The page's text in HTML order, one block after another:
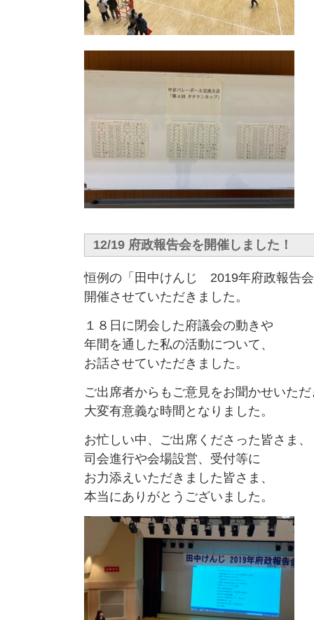
12/19 府政報告会を開催しました！
恒例の「田中けんじ 2019年府政報告
開催させていただきました。
１８日に閉会した府議会の動きや
年間を通した私の活動について、
お話させていただきました。
ご出席者からもご意見をお聞かせいただ
大変有意義な時間となりました。
お忙しい中、ご出席くださった皆さま、
司会進行や会場設営、受付等に
お力添えいただきました皆さま、
本当にありがとうございました。